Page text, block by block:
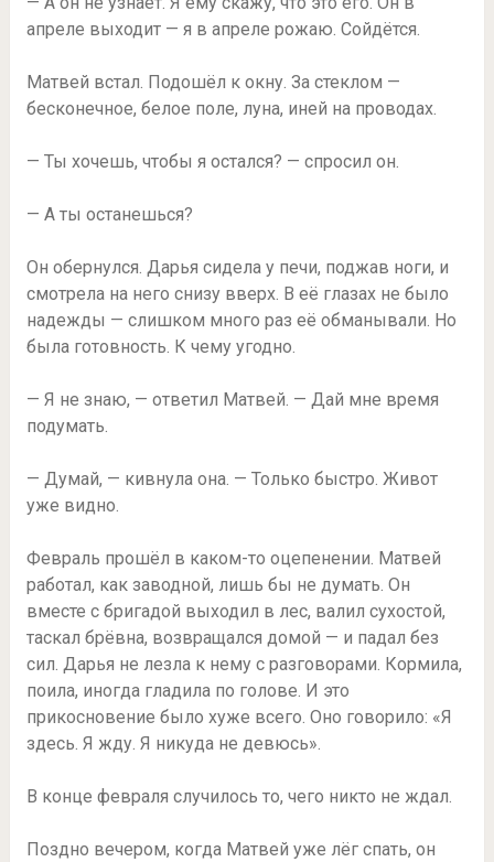
апреле выходит — я в апреле рожаю. Сойдётся.
Матвей встал. Подошёл к окну. За стеклом —
бесконечное, белое поле, луна, иней на проводах.
— Ты хочешь, чтобы я остался? — спросил он.
— А ты останешься?
Он обернулся. Дарья сидела у печи, поджав ноги, и
смотрела на него снизу вверх. В её глазах не было
надежды — слишком много раз её обманывали. Но
была готовность. К чему угодно.
— Я не знаю, — ответил Матвей. — Дай мне время
подумать.
— Думай, — кивнула она. — Только быстро. Живот
уже видно.
Февраль прошёл в каком-то оцепенении. Матвей
работал, как заводной, лишь бы не думать. Он
вместе с бригадой выходил в лес, валил сухостой,
таскал брёвна, возвращался домой — и падал без
сил. Дарья не лезла к нему с разговорами. Кормила,
поила, иногда гладила по голове. И это
прикосновение было хуже всего. Оно говорило: «Я
здесь. Я жду. Я никуда не девюсь».
В конце февраля случилось то, чего никто не ждал.
Поздно вечером, когда Матвей уже лёг спать, он